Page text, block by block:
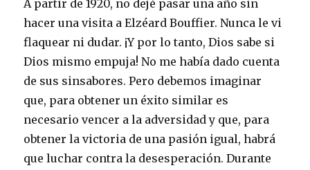
A partir de 1920, no dejé pasar una año sin
hacer una visita a Elzéard Bouffier. Nunca le vi
flaquear ni dudar. ¡Y por lo tanto, Dios sabe si
Dios mismo empuja! No me había dado cuenta
de sus sinsabores. Pero debemos imaginar
que, para obtener un éxito similar es
necesario vencer a la adversidad y que, para
obtener la victoria de una pasión igual, habrá
que luchar contra la desesperación. Durante